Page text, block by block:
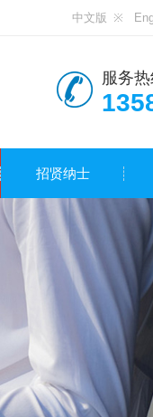
中文版
服务
招贤纳士